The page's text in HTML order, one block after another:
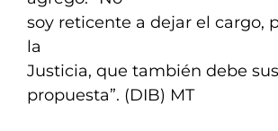
soy reticente a dejar el cargo,
la
Justicia, que también debe
propuesta”. (DIB) MT